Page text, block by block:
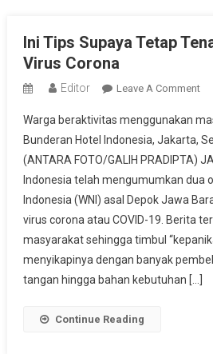
Ini Tips Supaya Tetap
Virus Corona
Editor Leave A CommentOn
Isu
Warga beraktivitas menggunakan
Bunderan Hotel Indonesia, Jakarta,
(ANTARA FOTO/GALIH PRADIPTA)
Indonesia telah mengumumkan dua
Indonesia (WNI) asal Depok Jawa
virus corona atau COVID-19. Berita
masyarakat sehingga timbul
menyikapinya dengan banyak
tangan hingga bahan kebutuhan […]
Continue Reading